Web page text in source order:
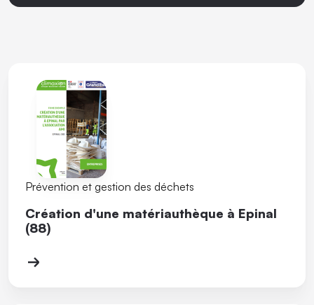
Prévention et gestion des déchets
Création d'une matériauthèque à Epinal
(88)